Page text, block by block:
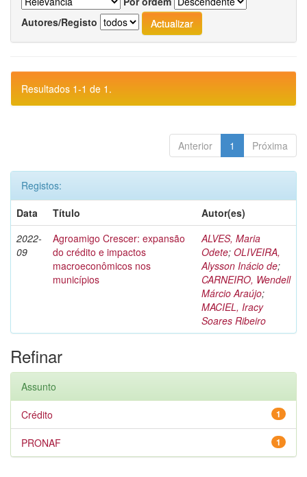
Autores/Registo
Resultados 1-1 de 1.
Anterior 1 Próxima
Registos:
Data
Título
Autor(es)
2022-
09
Agroamigo Crescer: expansão
do crédito e impactos
macroeconômicos nos
municípios
ALVES, Maria
Odete; OLIVEIRA,
Alysson Inácio de;
CARNEIRO, Wendell
Márcio Araújo;
MACIEL, Iracy
Soares Ribeiro
Refinar
Assunto
1
Crédito
1
PRONAF